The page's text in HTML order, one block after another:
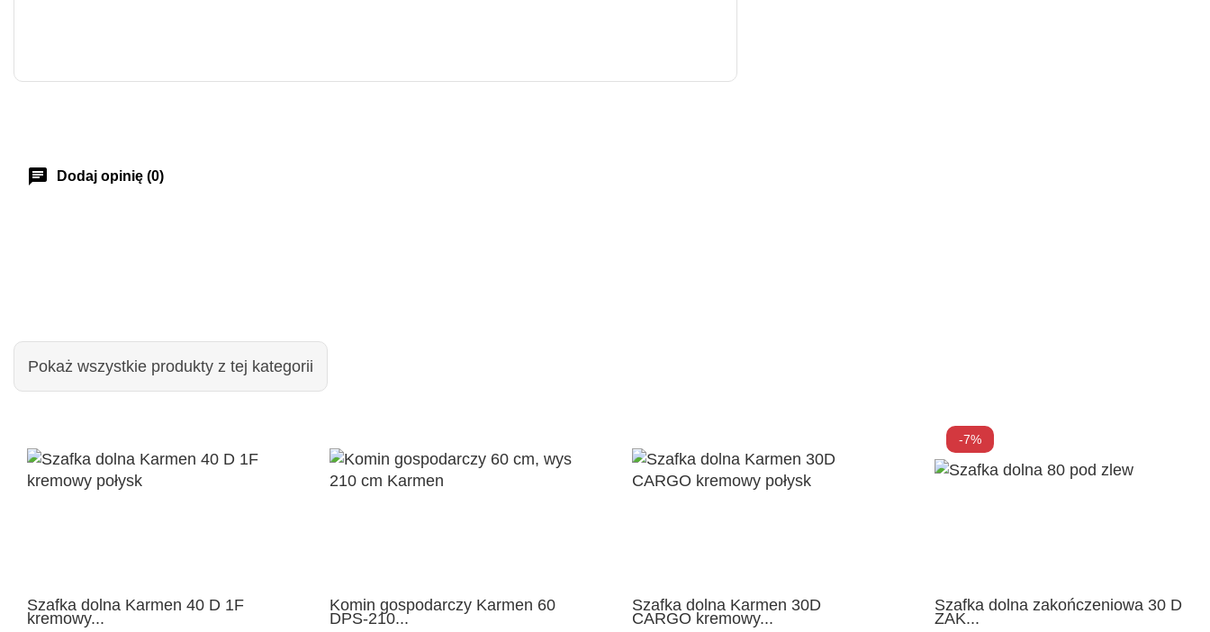
chat Dodaj opinię (0)
Pokaż wszystkie produkty z tej kategorii
Szafka dolna Karmen 40 D 1F
kremowy...
Komin gospodarczy Karmen 60
DPS-210...
Szafka dolna Karmen 30D
CARGO kremowy...
-7%
Szafka dolna zakończeniowa 30 D
ZAK...